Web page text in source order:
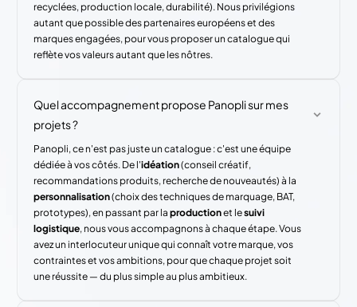
recyclées, production locale, durabilité). Nous privilégions
autant que possible des partenaires européens et des
marques engagées, pour vous proposer un catalogue qui
reflète vos valeurs autant que les nôtres.
Quel accompagnement propose Panopli sur mes
projets ?
Panopli, ce n'est pas juste un catalogue : c'est une équipe
dédiée à vos côtés. De l'idéation(conseil créatif,
recommandations produits, recherche de nouveautés) à la
personnalisation(choix des techniques de marquage, BAT,
prototypes), en passant par laproductionet lesuivi
logistique, nous vous accompagnons à chaque étape. Vous
avez un interlocuteur unique qui connaît votre marque, vos
contraintes et vos ambitions, pour que chaque projet soit
une réussite — du plus simple au plus ambitieux.